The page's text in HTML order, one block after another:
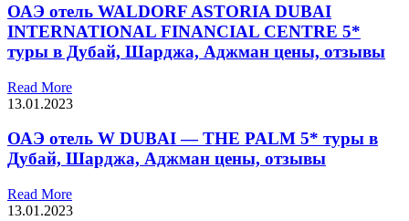
ОАЭ отель WALDORF ASTORIA DUBAI
INTERNATIONAL FINANCIAL CENTRE 5*
туры в Дубай, Шарджа, Аджман цены, отзывы
Read More
13.01.2023
ОАЭ отель W DUBAI — THE PALM 5* туры в
Дубай, Шарджа, Аджман цены, отзывы
Read More
13.01.2023